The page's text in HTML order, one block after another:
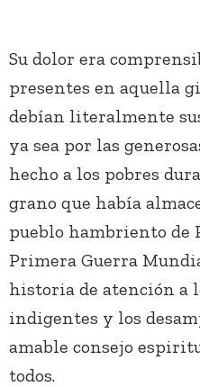
Su dolor era
presentes en aquella
debían literalmente
ya sea por las
hecho a los pobres
grano que había
pueblo hambriento de
Primera Guerra
historia de atención a
indigentes y los
amable consejo
todos.